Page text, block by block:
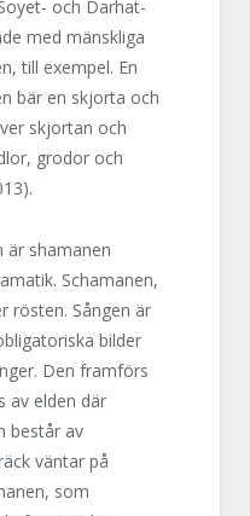
och Darhat-
med mänskliga
till exempel. En
bär en skjorta och
skjortan och
grodor och
är shamanen
Schamanen,
rösten. Sången är
bilder
Den framförs
av elden där
består av
väntar på
som